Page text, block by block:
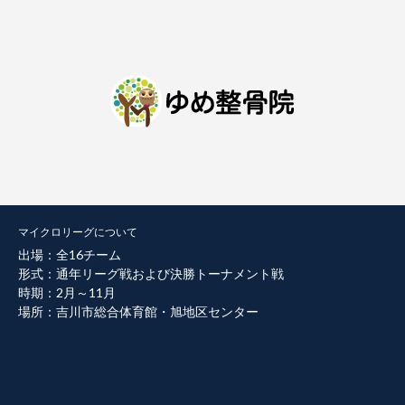
マイクロリーグについて
出場：全16チーム
形式：通年リーグ戦および決勝トーナメント戦
時期：2月～11月
場所：吉川市総合体育館・旭地区センター